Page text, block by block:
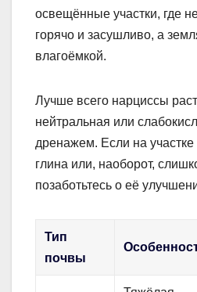
освещённые участки, где
горячо и засушливо, а
влагоёмкой.
Лучше всего нарциссы
нейтральная или
дренажем. Если на
глина или, наоборот,
позаботьтесь о её
Тип
почвы